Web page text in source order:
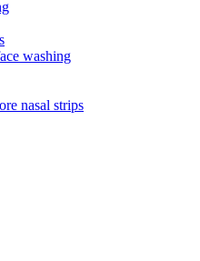
washing
nasal strips